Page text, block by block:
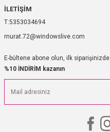
İLETİŞİM
5353034694
murat.72@windowslive.com
E-bültene abone olun, ilk siparişinizde
%10 İNDİRİM kazanın